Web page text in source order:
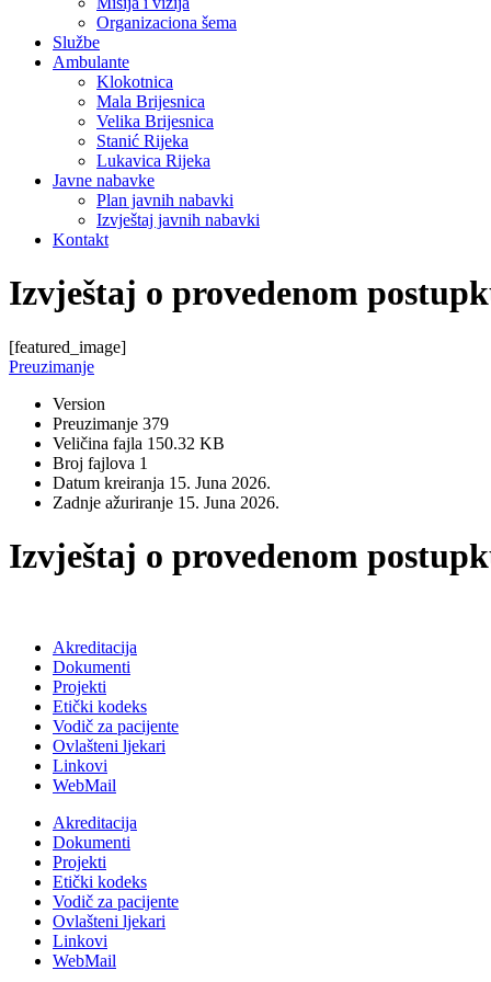
Organizaciona šema
Službe
Ambulante
Klokotnica
Mala Brijesnica
Velika Brijesnica
Stanić Rijeka
Lukavica Rijeka
Javne nabavke
Plan javnih nabavki
Izvještaj javnih nabavki
Kontakt
Izvještaj o provedenom
[featured_image]
Preuzimanje
Version
Preuzimanje 379
Veličina fajla 150.32 KB
Broj fajlova 1
Datum kreiranja 15. Juna 2026.
Zadnje ažuriranje 15. Juna 2026.
Izvještaj o provedenom
Akreditacija
Dokumenti
Projekti
Etički kodeks
Vodič za pacijente
Ovlašteni ljekari
Linkovi
WebMail
Akreditacija
Dokumenti
Projekti
Etički kodeks
Vodič za pacijente
Ovlašteni ljekari
Linkovi
WebMail